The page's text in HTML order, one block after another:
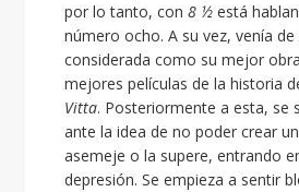
por lo tanto, con 8 ½ está
número ocho. A su vez, venía de
considerada como su mejor
mejores películas de la historia
Vitta. Posteriormente a esta, se
ante la idea de no poder crear
asemeje o la supere, entrando
depresión. Se empieza a sentir